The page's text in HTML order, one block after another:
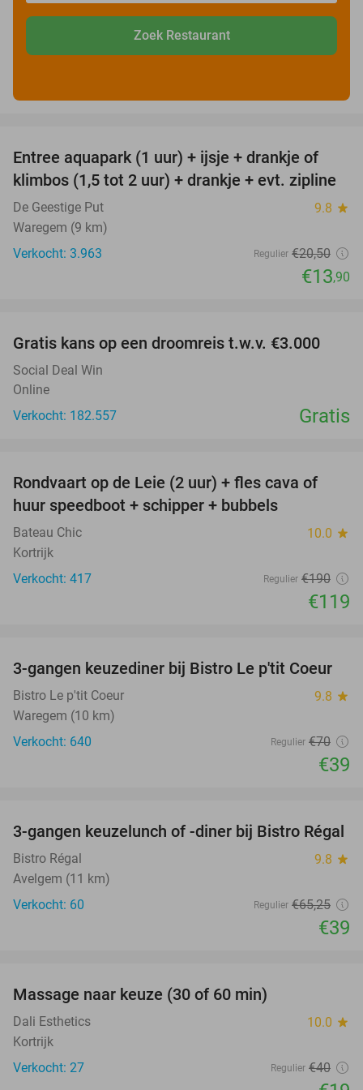
Zoek Restaurant
32%
Entree aquapark (1 uur) + ijsje + drankje of
klimbos (1,5 tot 2 uur) + drankje + evt. zipline
De Geestige Put 9.8 star
Waregem (9 km)
Verkocht: 3.963
Regulier €20,50
€13,90
Gratis kans op een droomreis t.w.v. €3.000
Social Deal Win
Online
Verkocht: 182.557
Gratis
37%
Rondvaart op de Leie (2 uur) + fles cava of
huur speedboot + schipper + bubbels
Bateau Chic 10.0 star
Kortrijk
Verkocht: 417
Regulier €190
€119
44%
3-gangen keuzediner bij Bistro Le p'tit Coeur
Bistro Le p'tit Coeur 9.8 star
Waregem (10 km)
Verkocht: 640
Regulier €70
€39
40%
3-gangen keuzelunch of -diner bij Bistro Régal
Bistro Régal 9.8 star
Avelgem (11 km)
Verkocht: 60
Regulier €65,25
€39
Massage naar keuze (30 of 60 min)
Dali Esthetics 10.0 star
Kortrijk
Verkocht: 27
Regulier €40